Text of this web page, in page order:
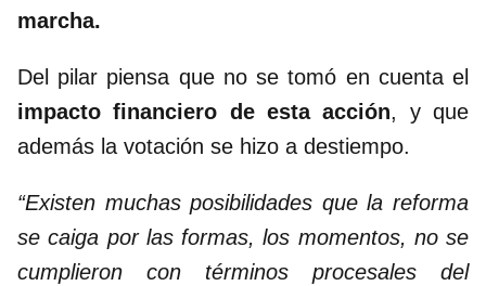
marcha.
Del pilar piensa que no se tomó en cuenta el
impacto financiero de esta acción, y que
además la votación se hizo a destiempo.
“Existen muchas posibilidades que la reforma
se caiga por las formas, los momentos, no se
cumplieron con términos procesales del